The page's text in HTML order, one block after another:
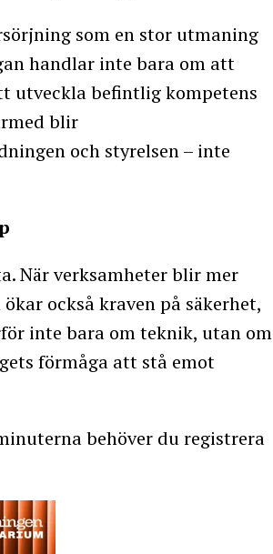
som en stor utmaning
handlar inte bara om att
utveckla befintlig kompetens
blir
och styrelsen – inte
När verksamheter blir mer
också kraven på säkerhet,
inte bara om teknik, utan om
förmåga att stå emot
behöver du registrera